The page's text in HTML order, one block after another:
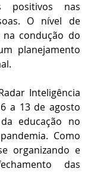
positivos nas
O nível de
condução do
planejamento
Inteligência
a 13 de agosto
educação no
Como
organizando e
das